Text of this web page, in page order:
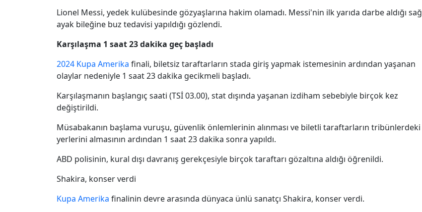
Lionel Messi, yedek kulübesinde gözyaşlarına hakim olamadı. Messi'nin ilk yarıda darbe aldığı sağ
ayak bileğine buz tedavisi yapıldığı gözlendi.
Karşılaşma 1 saat 23 dakika geç başladı
2024 Kupa Amerika finali, biletsiz taraftarların stada giriş yapmak istemesinin ardından yaşanan
olaylar nedeniyle 1 saat 23 dakika gecikmeli başladı.
Karşılaşmanın başlangıç saati (TSİ 03.00), stat dışında yaşanan izdiham sebebiyle birçok kez
değiştirildi.
Müsabakanın başlama vuruşu, güvenlik önlemlerinin alınması ve biletli taraftarların tribünlerdeki
yerlerini almasının ardından 1 saat 23 dakika sonra yapıldı.
ABD polisinin, kural dışı davranış gerekçesiyle birçok taraftarı gözaltına aldığı öğrenildi.
Shakira, konser verdi
Kupa Amerika finalinin devre arasında dünyaca ünlü sanatçı Shakira, konser verdi.